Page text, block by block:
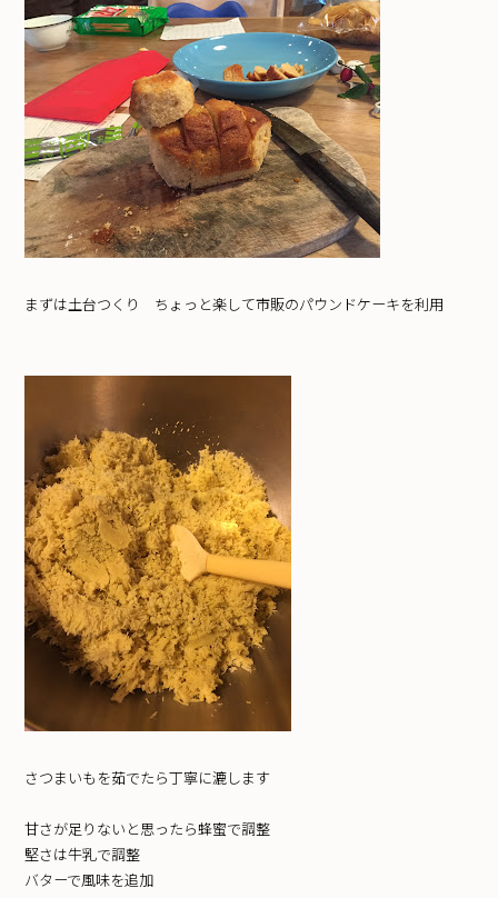
まずは土台つくり ちょっと楽して市販のパウンドケーキを利用
さつまいもを茹でたら丁寧に漉します
甘さが足りないと思ったら蜂蜜で調整
堅さは牛乳で調整
バターで風味を追加